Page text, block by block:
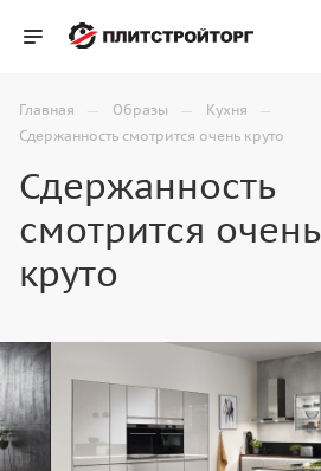
Главная — Образы — Кухня —
Сдержанность смотрится очень круто
Сдержанность
смотрится очень
круто